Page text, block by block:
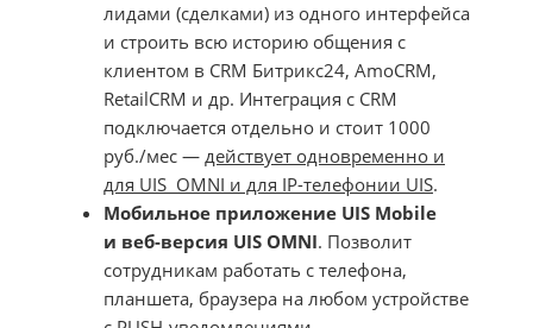
лидами (сделками) из одного интерфейса
и строить всю историю общения с
клиентом в CRM Битрикс24, AmoCRM,
RetailCRM и др. Интеграция с CRM
подключается отдельно и стоит 1000
руб./мес — действует одновременно и
для UIS OMNI и для IP-телефонии UIS.
Мобильное приложение UIS Mobile
и веб-версия UIS OMNI. Позволит
сотрудникам работать с телефона,
планшета, браузера на любом устройстве